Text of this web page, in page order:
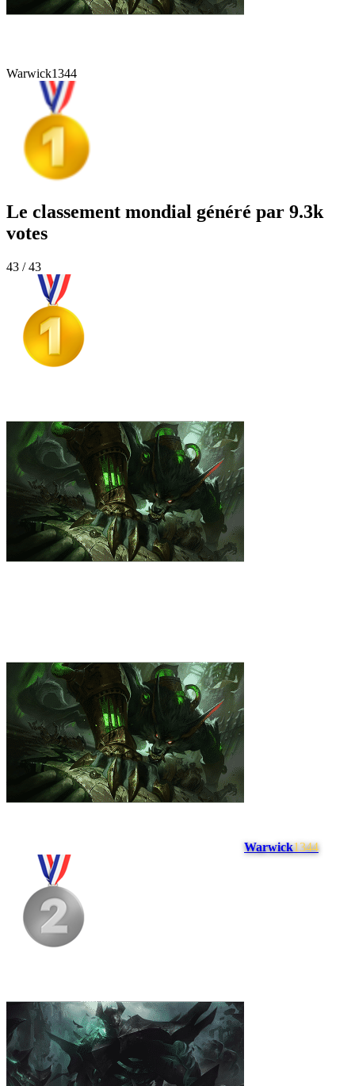
Warwick1344
Le classement mondial généré par 9.3k
votes
43 / 43
Warwick1344